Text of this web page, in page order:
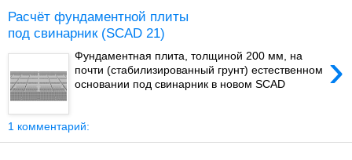
Расчёт фундаментной плиты
под свинарник (SCAD 21)
›
Фундаментная плита, толщиной 200 мм, на
почти (стабилизированный грунт) естественном
основании под свинарник в новом SCAD
1 комментарий: